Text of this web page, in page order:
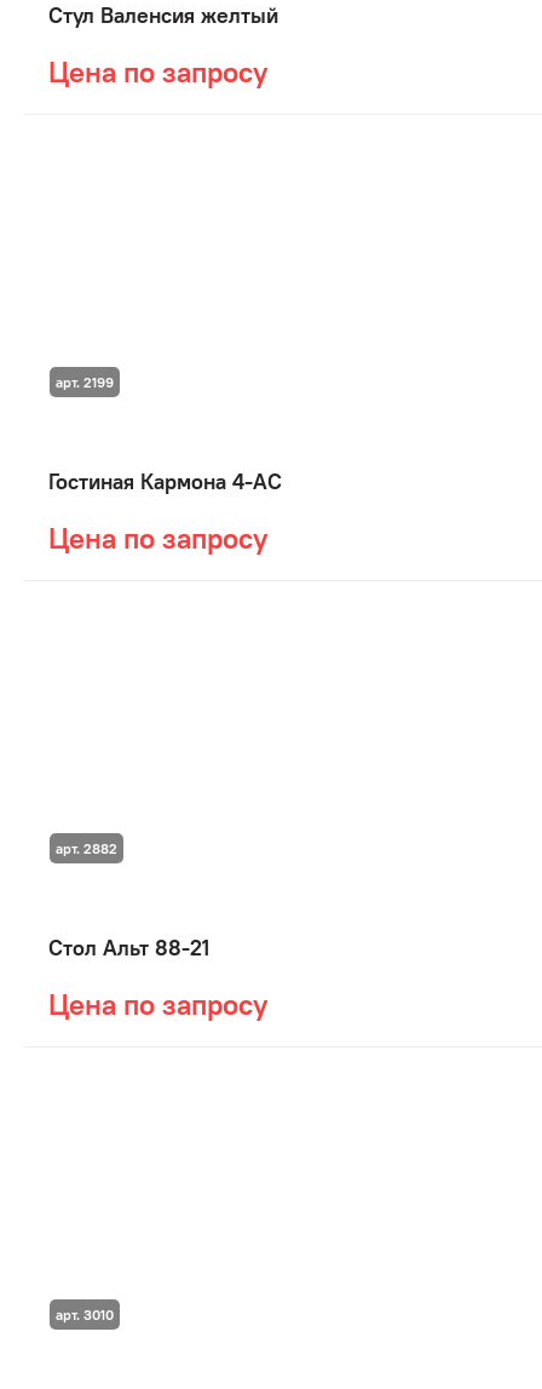
Стул Валенсия желтый
Цена по запросу
Гостиная Кармона 4-АС
Цена по запросу
арт. 2199
Стол Альт 88-21
Цена по запросу
арт. 2882
арт. 3010